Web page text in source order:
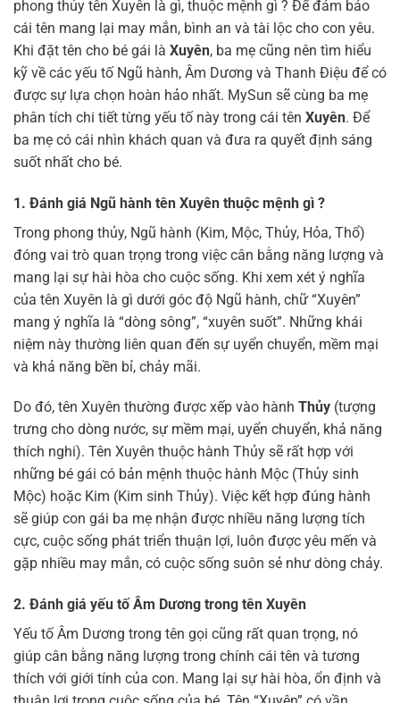
phong thủy tên Xuyên là gì, thuộc mệnh gì ? Để đảm bảo
cái tên mang lại may mắn, bình an và tài lộc cho con yêu.
Khi đặt tên cho bé gái là Xuyên, ba mẹ cũng nên tìm hiểu
kỹ về các yếu tố Ngũ hành, Âm Dương và Thanh Điệu để có
được sự lựa chọn hoàn hảo nhất. MySun sẽ cùng ba mẹ
phân tích chi tiết từng yếu tố này trong cái tên Xuyên. Để
ba mẹ có cái nhìn khách quan và đưa ra quyết định sáng
suốt nhất cho bé.
1. Đánh giá Ngũ hành tên Xuyên thuộc mệnh gì ?
Trong phong thủy, Ngũ hành (Kim, Mộc, Thủy, Hỏa, Thổ)
đóng vai trò quan trọng trong việc cân bằng năng lượng và
mang lại sự hài hòa cho cuộc sống. Khi xem xét ý nghĩa
của tên Xuyên là gì dưới góc độ Ngũ hành, chữ “Xuyên”
mang ý nghĩa là “dòng sông”, “xuyên suốt”. Những khái
niệm này thường liên quan đến sự uyển chuyển, mềm mại
và khả năng bền bỉ, chảy mãi.
Do đó, tên Xuyên thường được xếp vào hành Thủy (tượng
trưng cho dòng nước, sự mềm mại, uyển chuyển, khả năng
thích nghi). Tên Xuyên thuộc hành Thủy sẽ rất hợp với
những bé gái có bản mệnh thuộc hành Mộc (Thủy sinh
Mộc) hoặc Kim (Kim sinh Thủy). Việc kết hợp đúng hành
sẽ giúp con gái ba mẹ nhận được nhiều năng lượng tích
cực, cuộc sống phát triển thuận lợi, luôn được yêu mến và
gặp nhiều may mắn, có cuộc sống suôn sẻ như dòng chảy.
2. Đánh giá yếu tố Âm Dương trong tên Xuyên
Yếu tố Âm Dương trong tên gọi cũng rất quan trọng, nó
giúp cân bằng năng lượng trong chính cái tên và tương
thích với giới tính của con. Mang lại sự hài hòa, ổn định và